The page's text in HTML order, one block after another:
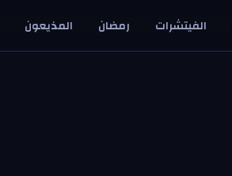
الفيتشرات رمضان المذيعون